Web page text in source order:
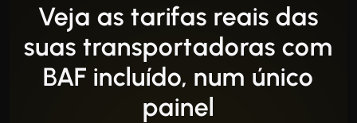
Veja as tarifas reais das
suas transportadoras com
BAF incluído, num único
painel